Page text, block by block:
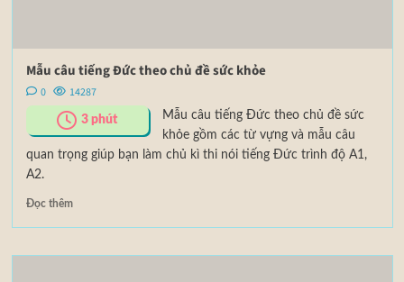
Mẫu câu tiếng Đức theo chủ đề sức khỏe
0 14287
3 phút
Mẫu câu tiếng Đức theo chủ đề sức
khỏe gồm các từ vựng và mẫu câu
quan trọng giúp bạn làm chủ kì thi nói tiếng Đức trình độ A1,
A2.
Đọc thêm